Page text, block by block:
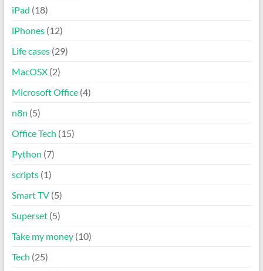
iPad (18)
iPhones(12)
Life cases(29)
MacOSX(2)
Microsoft Office(4)
n8n (5)
Office Tech (15)
Python (7)
scripts(1)
Smart TV(5)
Superset(5)
Take my money(10)
Tech (25)